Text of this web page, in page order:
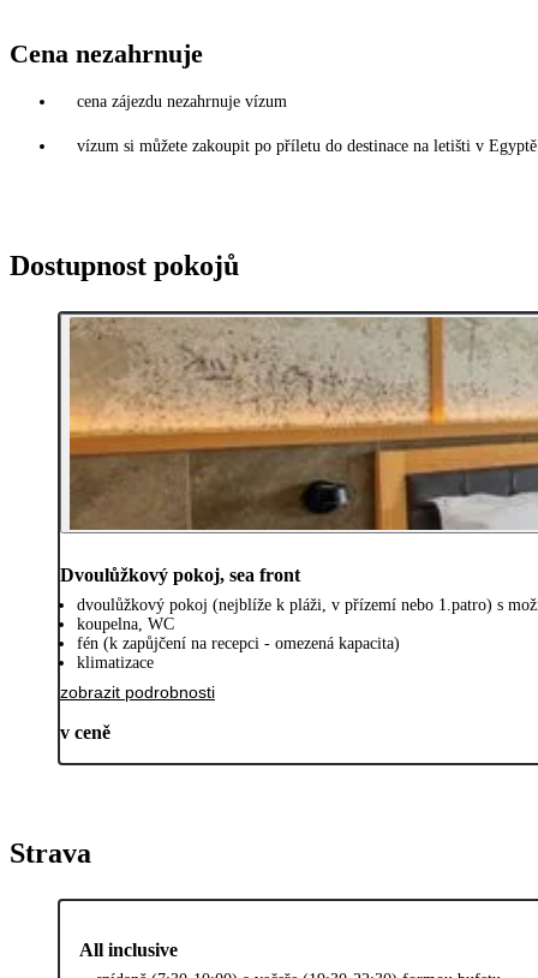
Cena nezahrnuje
cena zájezdu nezahrnuje vízum
vízum si můžete zakoupit po příletu do destinace na letišti v
Dostupnost pokojů
Dvoulůžkový pokoj, sea front
dvoulůžkový pokoj (nejblíže k pláži, v přízemí nebo 1.patro) s
koupelna, WC
fén (k zapůjčení na recepci - omezená kapacita)
klimatizace
zobrazit podrobnosti
v ceně
Strava
All inclusive